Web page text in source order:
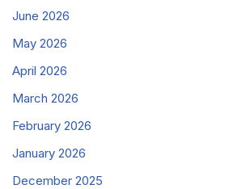
June 2026
May 2026
April 2026
March 2026
February 2026
January 2026
December 2025